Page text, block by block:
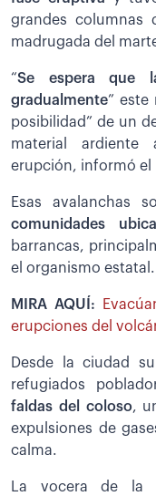
grandes columnas
madrugada del
“Se espera que
gradualmente” este
posibilidad” de un
material ardiente
erupción, informó el
Esas avalanchas
comunidades
barrancas,
el organismo estatal.
MIRA AQUÍ:
erupciones del
Desde la ciudad
refugiados
faldas del coloso,
expulsiones de
calma.
La vocera de la